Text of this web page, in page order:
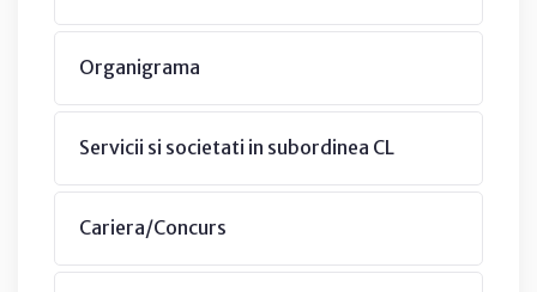
Organigrama
Servicii si societati in subordinea CL
Cariera/Concurs